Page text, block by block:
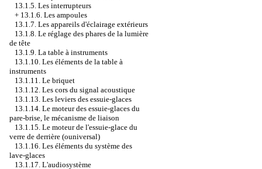
13.1.5. Les interrupteurs
+ 13.1.6. Les ampoules
13.1.7. Les appareils d'éclairage extérieurs
13.1.8. Le réglage des phares de la lumière
de tête
13.1.9. La table à instruments
13.1.10. Les éléments de la table à
instruments
13.1.11. Le briquet
13.1.12. Les cors du signal acoustique
13.1.13. Les leviers des essuie-glaces
13.1.14. Le moteur des essuie-glaces du
pare-brise, le mécanisme de liaison
13.1.15. Le moteur de l'essuie-glace du
verre de derrière (ouniversal)
13.1.16. Les éléments du système des
lave-glaces
13.1.17. L'audiosystème